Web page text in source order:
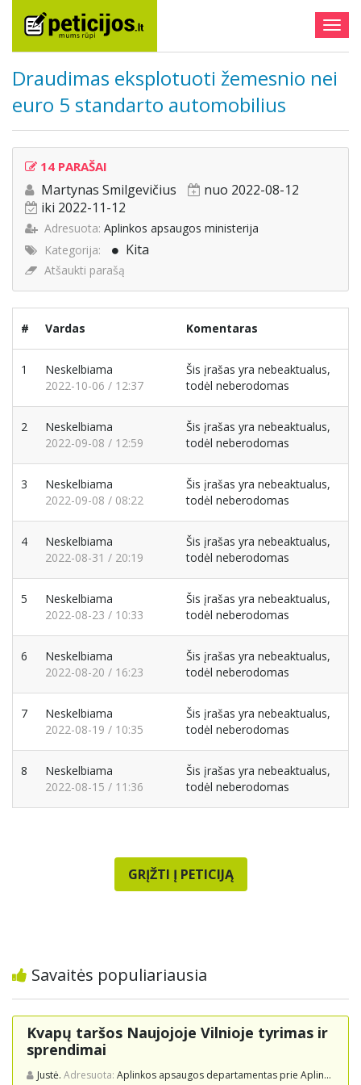
Draudimas eksplotuoti žemesnio nei
euro 5 standarto automobilius
14 PARAŠAI
Martynas Smilgevičius
nuo 2022-08-12
iki 2022-11-12
Adresuota: Aplinkos apsaugos ministerija
Kategorija:
Kita
Atšaukti parašą
# Vardas Komentaras
1
Neskelbiama
2022-10-06 / 12:37
Šis įrašas yra nebeaktualus,
todėl neberodomas
2
Neskelbiama
2022-09-08 / 12:59
Šis įrašas yra nebeaktualus,
todėl neberodomas
3
Neskelbiama
2022-09-08 / 08:22
Šis įrašas yra nebeaktualus,
todėl neberodomas
4
Neskelbiama
2022-08-31 / 20:19
Šis įrašas yra nebeaktualus,
todėl neberodomas
5
Neskelbiama
2022-08-23 / 10:33
Šis įrašas yra nebeaktualus,
todėl neberodomas
6
Neskelbiama
2022-08-20 / 16:23
Šis įrašas yra nebeaktualus,
todėl neberodomas
7
Neskelbiama
2022-08-19 / 10:35
Šis įrašas yra nebeaktualus,
todėl neberodomas
8
Neskelbiama
2022-08-15 / 11:36
Šis įrašas yra nebeaktualus,
todėl neberodomas
GRĮŽTI Į PETICIJĄ
Savaitės populiariausia
Kvapų taršos Naujojoje Vilnioje tyrimas ir
sprendimai
Justė. Adresuota: Aplinkos apsaugos departamentas prie Aplinkos ministerijos